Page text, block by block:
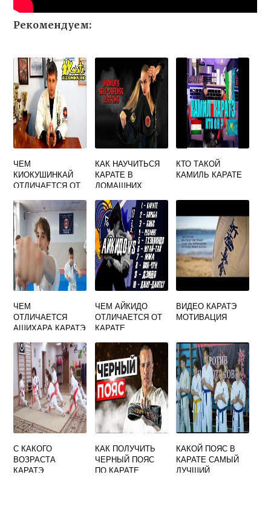
Рекомендуем:
ЧЕМ
КИОКУШИНКАЙ
ОТЛИЧАЕТСЯ ОТ
КАК НАУЧИТЬСЯ
КАРАТЕ В
ДОМАШНИХ
ДЕВОЧКЕ 10 ЛЕТ
КТО ТАКОЙ
КАМИЛЬ КАРАТЕ
ЧЕМ
ОТЛИЧАЕТСЯ
АШИХАРА КАРАТЭ
ЧЕМ АЙКИДО
ОТЛИЧАЕТСЯ ОТ
КАРАТЕ
ВИДЕО КАРАТЭ
МОТИВАЦИЯ
С КАКОГО
ВОЗРАСТА
КАРАТЭ
КАК ПОЛУЧИТЬ
ЧЕРНЫЙ ПОЯС
ПО КАРАТЕ
КАКОЙ ПОЯС В
КАРАТЕ САМЫЙ
ЛУЧШИЙ